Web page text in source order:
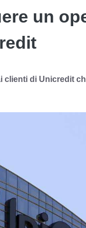
un
clienti di Unicredit